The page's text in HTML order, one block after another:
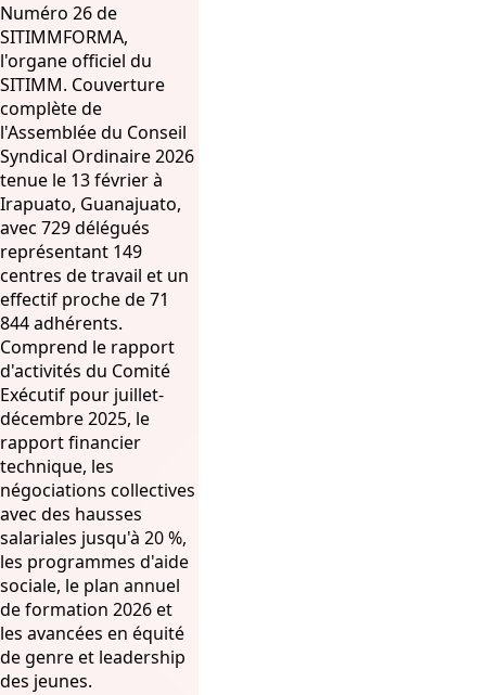
Numéro 26 de
SITIMMFORMA,
l'organe officiel du
SITIMM. Couverture
complète de
l'Assemblée du Conseil
Syndical Ordinaire 2026
tenue le 13 février à
Irapuato, Guanajuato,
avec 729 délégués
représentant 149
centres de travail et un
effectif proche de 71
844 adhérents.
Comprend le rapport
d'activités du Comité
Exécutif pour juillet-
décembre 2025, le
rapport financier
technique, les
négociations collectives
avec des hausses
salariales jusqu'à 20 %,
les programmes d'aide
sociale, le plan annuel
de formation 2026 et
les avancées en équité
de genre et leadership
des jeunes.